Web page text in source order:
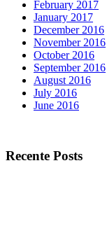
February 2017
January 2017
December 2016
November 2016
October 2016
September 2016
August 2016
July 2016
June 2016
Recente Posts